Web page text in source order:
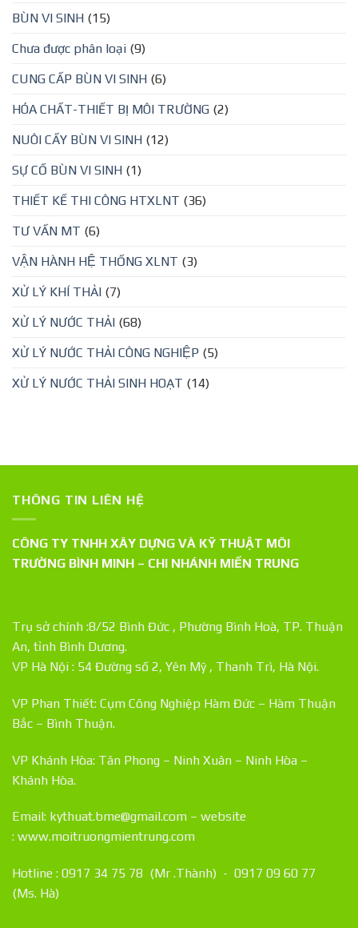
BÙN VI SINH (15)
Chưa được phân loại (9)
CUNG CẤP BÙN VI SINH (6)
HÓA CHẤT-THIẾT BỊ MÔI TRƯỜNG (2)
NUÔI CẤY BÙN VI SINH (12)
SỰ CỐ BÙN VI SINH (1)
THIẾT KẾ THI CÔNG HTXLNT (36)
TƯ VẤN MT (6)
VẬN HÀNH HỆ THỐNG XLNT (3)
XỬ LÝ KHÍ THẢI (7)
XỬ LÝ NƯỚC THẢI (68)
XỬ LÝ NƯỚC THẢI CÔNG NGHIỆP (5)
XỬ LÝ NƯỚC THẢI SINH HOẠT (14)
THÔNG TIN LIÊN HỆ
CÔNG TY TNHH XÂY DỰNG VÀ KỸ THUẬT MÔI
TRƯỜNG BÌNH MINH – CHI NHÁNH MIỀN TRUNG
Trụ sở chính :8/52 Bình Đức , Phường Bình Hoà, TP. Thuận
An, tỉnh Bình Dương.
VP Hà Nội : 54 Đường số 2, Yên Mỹ , Thanh Trì, Hà Nội.
VP Phan Thiết: Cụm Công Nghiệp Hàm Đức – Hàm Thuận
Bắc – Bình Thuận.
VP Khánh Hòa: Tân Phong – Ninh Xuân – Ninh Hòa –
Khánh Hòa.
Email: kythuat.bme@gmail.com – website
: www.moitruongmientrung.com
Hotline : 0917 34 75 78 (Mr .Thành) - 0917 09 60 77
(Ms. Hà)